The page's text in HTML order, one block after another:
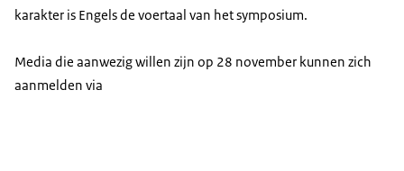
karakter is Engels de voertaal van het symposium.
Media die aanwezig willen zijn op 28 november kunnen zich
aanmelden via